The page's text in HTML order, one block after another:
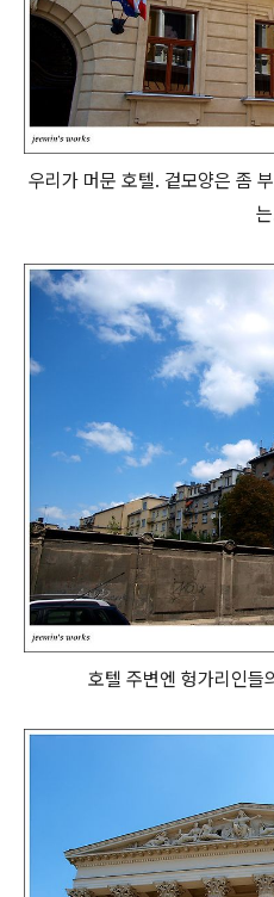
우리가 머문 호텔. 겉모양은 좀
호텔 주변엔 헝가리인들